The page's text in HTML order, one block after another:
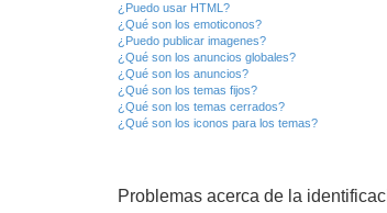
¿Puedo usar HTML?
¿Qué son los emoticonos?
¿Puedo publicar imagenes?
¿Qué son los anuncios globales?
¿Qué son los anuncios?
¿Qué son los temas fijos?
¿Qué son los temas cerrados?
¿Qué son los iconos para los temas?
Problemas acerca de la